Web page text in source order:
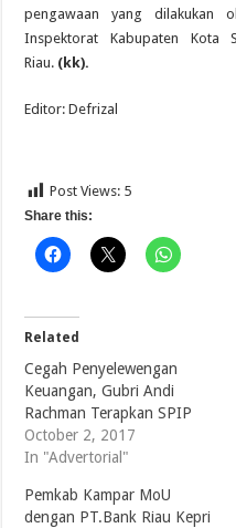
pengawaan yang dilakukan
Inspektorat Kabupaten Kota
Riau. (kk).
Editor: Defrizal
Post Views: 5
Share this:
Related
Cegah Penyelewengan
Keuangan, Gubri Andi
Rachman Terapkan SPIP
October 2, 2017
In "Advertorial"
Pemkab Kampar MoU
dengan PT.Bank Riau Kepri